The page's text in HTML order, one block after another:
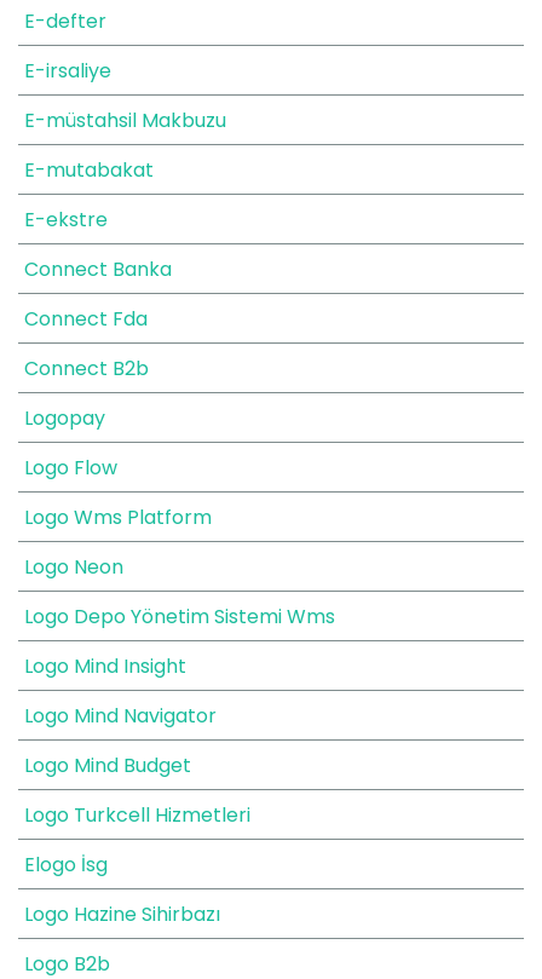
E-defter
E-irsaliye
E-müstahsil Makbuzu
E-mutabakat
E-ekstre
Connect Banka
Connect Fda
Connect B2b
Logopay
Logo Flow
Logo Wms Platform
Logo Neon
Logo Depo Yönetim Sistemi Wms
Logo Mind Insight
Logo Mind Navigator
Logo Mind Budget
Logo Turkcell Hizmetleri
Elogo İsg
Logo Hazine Sihirbazı
Logo B2b